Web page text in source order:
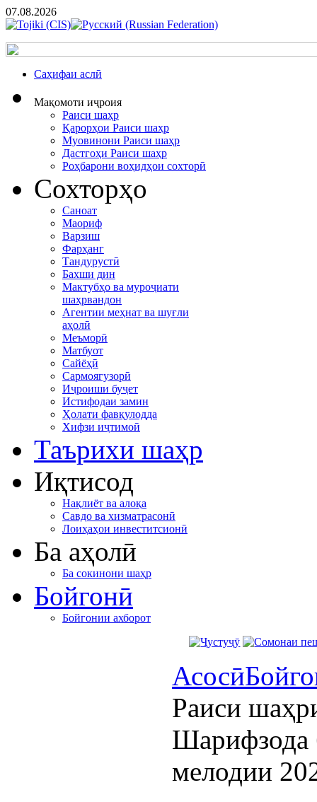
07.08.2026
Cаҳифаи аслӣ
Мақомоти иҷроия
Раиси шаҳр
Қарорҳои Раиси шаҳр
Муовинони Раиси шаҳр
Дастгоҳи Раиси шаҳр
Роҳбарони воҳидҳои сохторӣ
Сохторҳо
Саноат
Маориф
Варзиш
Фарҳанг
Тандурустӣ
Бахши дин
Мактубҳо ва муроҷиати
шаҳрвандон
Агентии меҳнат ва шуғли
аҳолӣ
Меъморӣ
Матбуот
Сайёҳӣ
Сармоягузорӣ
Иҷроиши буҷет
Истифодаи замин
Ҳолати фавқулодда
Хифзи иҷтимоӣ
Таърихи шаҳр
Иқтисод
Нақлиёт ва алоқа
Савдо ва хизматрасонӣ
Лоиҳаҳои инвеститсионӣ
Ба аҳолӣ
Ба сокинони шаҳр
Бойгонӣ
Бойгонии ахборот
Асосӣ
Раиси
Шарифзода
мелодии